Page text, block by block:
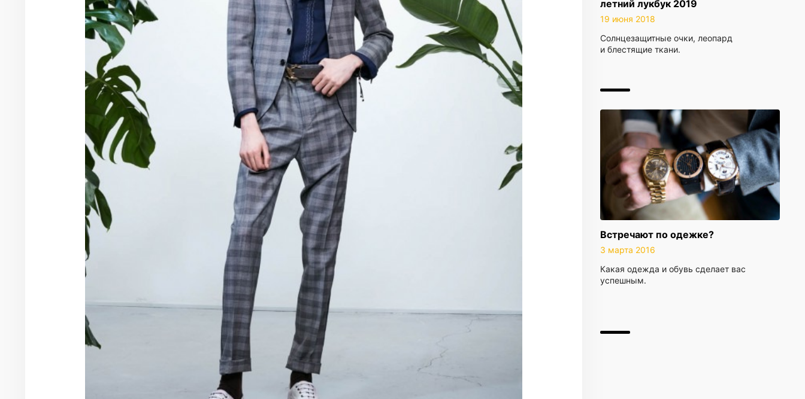
летний лукбук 2019
19 июня 2018
Солнцезащитные очки, леопард
и блестящие ткани.
Встречают по одежке?
3 марта 2016
Какая одежда и обувь сделает вас
успешным.